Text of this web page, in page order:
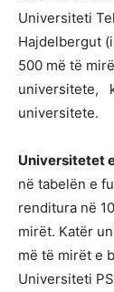
Universiteti
Hajdelbergut
500 më të
universitete,
universitete.
Universitetet
në tabelën e
renditura në
mirët. Katër
më të mirët e
Universiteti